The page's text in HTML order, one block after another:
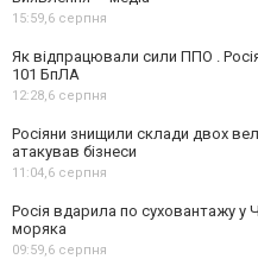
15:59,6 серпня
Як відпрацювали сили ППО .
101 БпЛА
12:28,6 серпня
Росіяни знищили склади двох
атакував бізнеси
11:04,6 серпня
Росія вдарила по суховантажу у
моряка
09:59,6 серпня